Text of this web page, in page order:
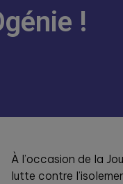
!
À l’occasion de la
lutte contre